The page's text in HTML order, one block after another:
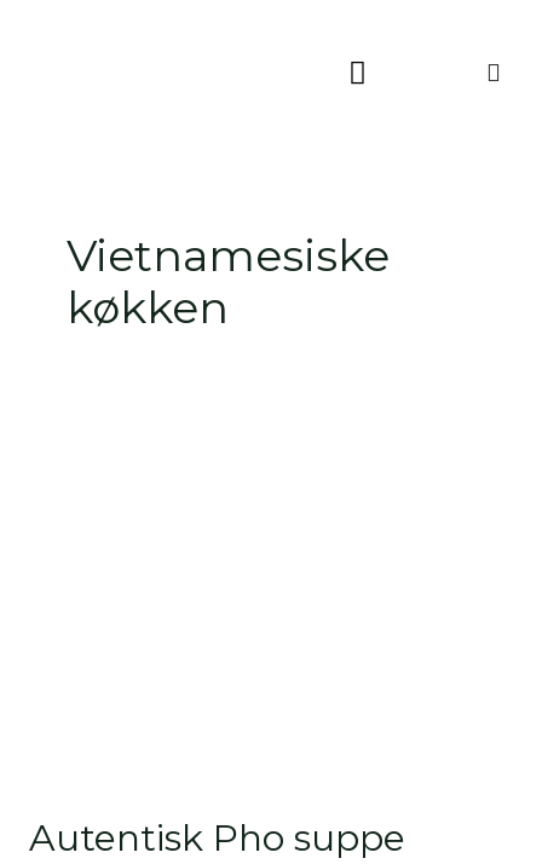
Vietnamesiske
køkken
Autentisk Pho suppe